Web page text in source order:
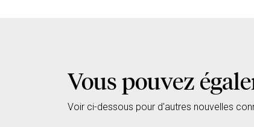
Vous pouvez
Voir ci-dessous pour d'autres nouvelles